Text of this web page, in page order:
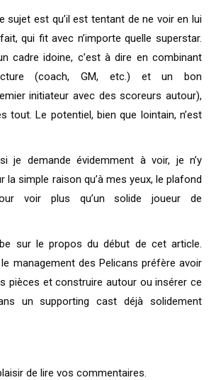
sujet est qu’il est tentant de ne voir en lui
qui fit avec n’importe quelle superstar.
cadre idoine, c’est à dire en combinant
(coach, GM, etc.) et un bon
initiateur avec des scoreurs autour),
tout. Le potentiel, bien que lointain, n’est
je demande évidemment à voir, je n’y
la simple raison qu’à mes yeux, le plafond
voir plus qu’un solide joueur de
sur le propos du début de cet article.
management des Pelicans préfère avoir
pièces et construire autour ou insérer ce
un supporting cast déjà solidement
de lire vos commentaires.